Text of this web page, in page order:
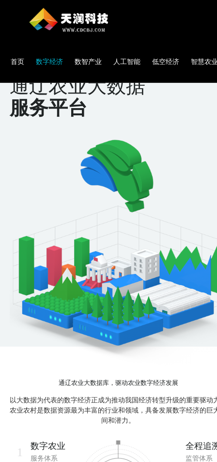
首页 数字经济 数智产业 人工智能 低空经济 智慧农
通辽农业大数据
服务平台
通辽农业大数据库，驱动农业数字经济发展
以大数据为代表的数字经济正成为推动我国经济转型升级的重要驱动
农业农村是数据资源最为丰富的行业和领域，具备发展数字经济的巨
间和潜力。
1 数字农业
服务体系
全程追
监管体系